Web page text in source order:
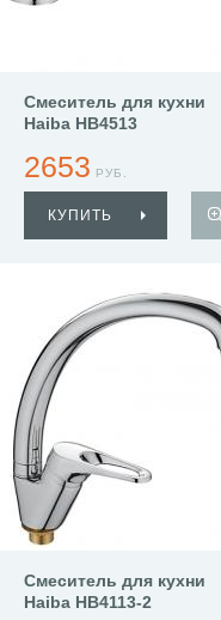
Смеситель для кухни
Haiba HB4513
2653 РУБ.
КУПИТЬ
Смеситель для кухни
Haiba HB4113-2